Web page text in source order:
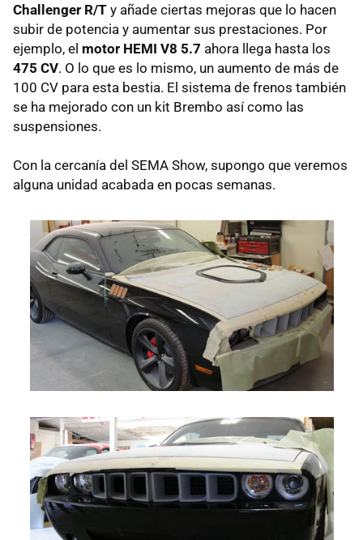
Challenger R/T y añade ciertas mejoras que lo hacen
subir de potencia y aumentar sus prestaciones. Por
ejemplo, el motor HEMI V8 5.7 ahora llega hasta los
475 CV. O lo que es lo mismo, un aumento de más de
100 CV para esta bestia. El sistema de frenos también
se ha mejorado con un kit Brembo así como las
suspensiones.
Con la cercanía del SEMA Show, supongo que veremos
alguna unidad acabada en pocas semanas.